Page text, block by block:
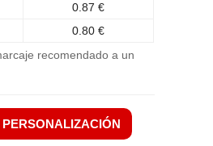
0.87 €
0.80 €
recomendado a un